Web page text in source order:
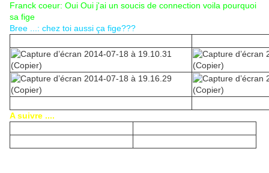
Franck coeur: Oui Oui j'ai un soucis de connection voila pourquoi
sa fige
Bree ...: chez toi aussi ça fige???
A suivre ....